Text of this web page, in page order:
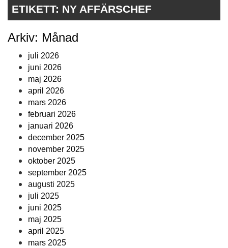
ETIKETT: NY AFFÄRSCHEF
Arkiv: Månad
juli 2026
juni 2026
maj 2026
april 2026
mars 2026
februari 2026
januari 2026
december 2025
november 2025
oktober 2025
september 2025
augusti 2025
juli 2025
juni 2025
maj 2025
april 2025
mars 2025